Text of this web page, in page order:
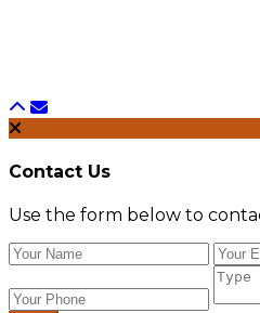
Contact Us
Use the form below to